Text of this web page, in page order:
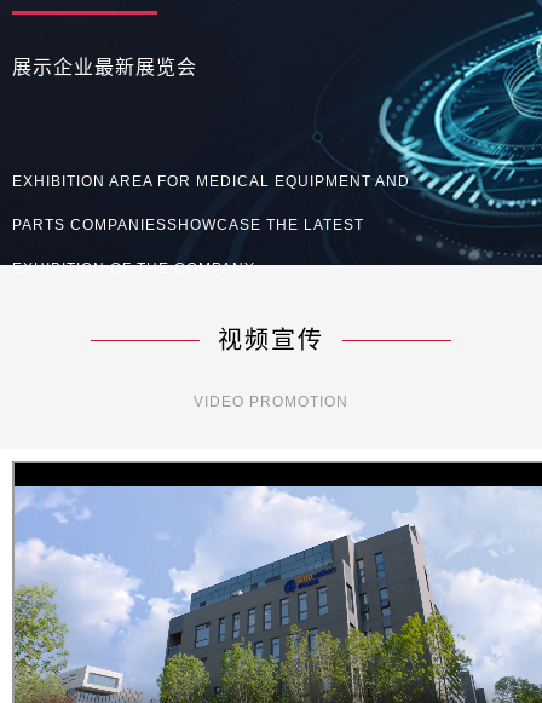
展示企业最新展览会
EXHIBITION AREA FOR MEDICAL EQUIPMENT AND
PARTS COMPANIESSHOWCASE THE LATEST
EXHIBITION OF THE COMPANY
视频宣传
VIDEO PROMOTION